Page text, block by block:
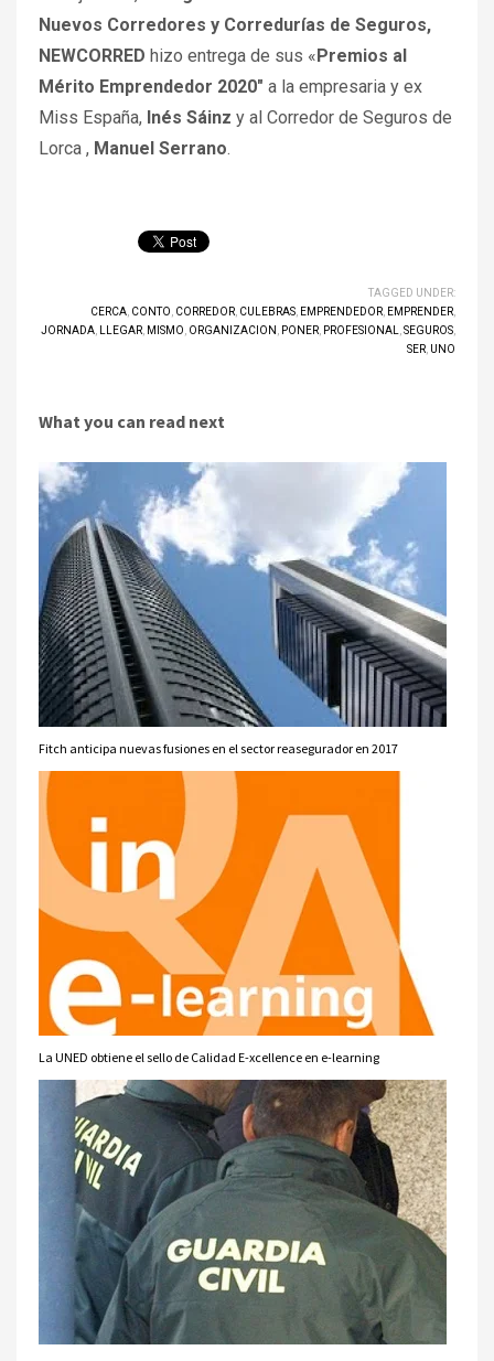
Nuevos Corredores y Corredurías de Seguros,
NEWCORRED hizo entrega de sus «Premios al
Mérito Emprendedor 2020″ a la empresaria y ex
Miss España, Inés Sáinz y al Corredor de Seguros de
Lorca , Manuel Serrano.
TAGGED UNDER:
CERCA CONTO CORREDOR CULEBRAS EMPRENDEDOR EMPRENDER
JORNADA
LLEGAR MISMO ORGANIZACION PONER PROFESIONAL SEGUROS
SER UNO
What you can read next
Fitch anticipa nuevas fusiones en el sector reasegurador en 2017
La UNED obtiene el sello de Calidad E-xcellence en e-learning